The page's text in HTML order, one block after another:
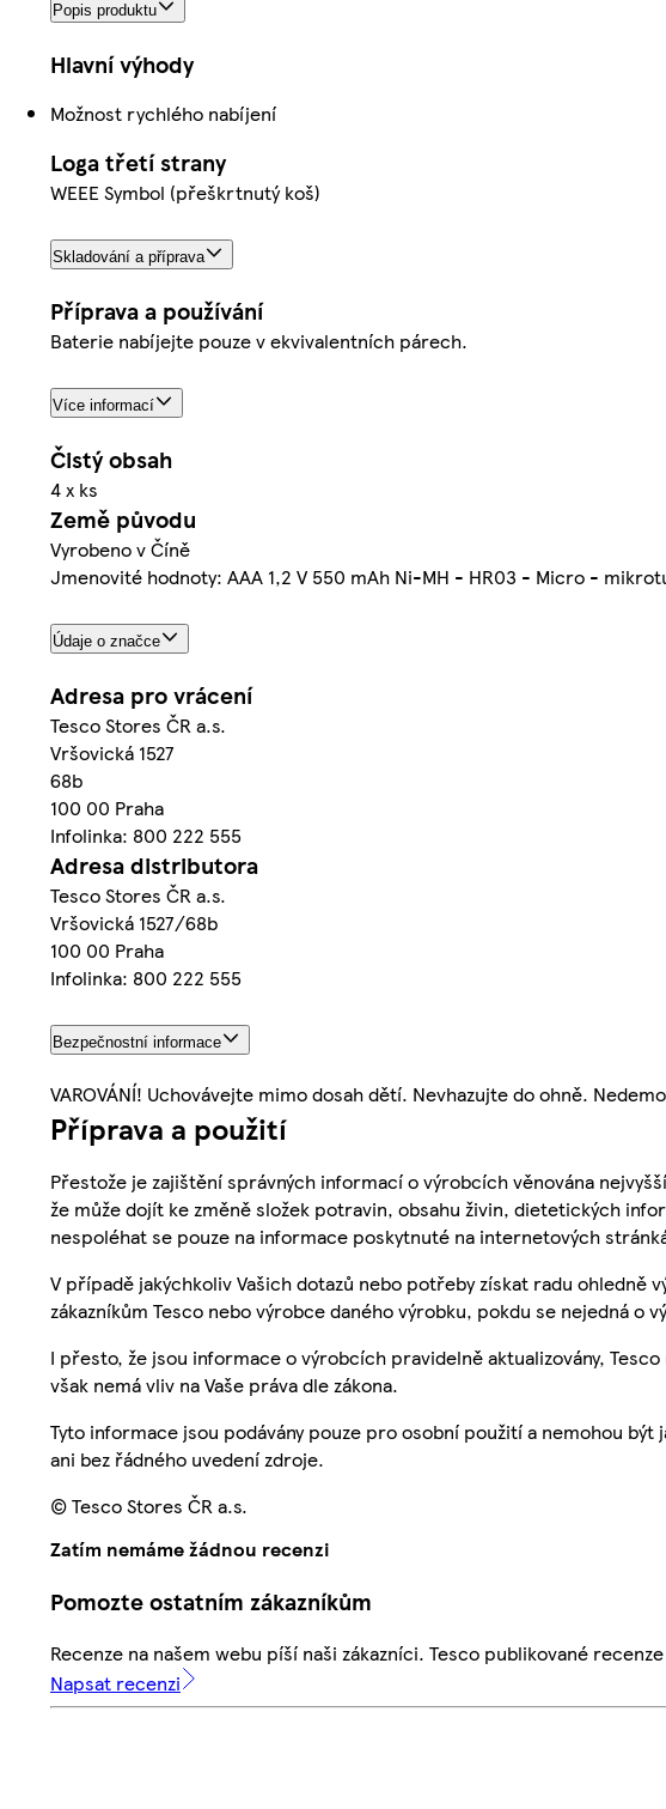
Popis produktu
Hlavní výhody
Možnost rychlého nabíjení
Loga třetí strany
WEEE Symbol (přeškrtnutý koš)
Skladování a příprava
Příprava a používání
Baterie nabíjejte pouze v ekvivalentních párech.
Více informací
Čistý obsah
4 x ks
Země původu
Vyrobeno v Číně
Jmenovité hodnoty: AAA 1,2 V 550 mAh Ni-MH - HR03 - Micro -
Údaje o značce
Adresa pro vrácení
Tesco Stores ČR a.s.
Vršovická 1527
68b
100 00 Praha
Infolinka: 800 222 555
Adresa distributora
Tesco Stores ČR a.s.
Vršovická 1527/68b
100 00 Praha
Infolinka: 800 222 555
Bezpečnostní informace
VAROVÁNÍ! Uchovávejte mimo dosah dětí. Nevhazujte do ohně.
Příprava a použití
Přestože je zajištění správných informací o výrobcích věnována
že může dojít ke změně složek potravin, obsahu živin, dietetických
nespoléhat se pouze na informace poskytnuté na internetových
V případě jakýchkoliv Vašich dotazů nebo potřeby získat radu
zákazníkům Tesco nebo výrobce daného výrobku, pokdu se nejedná o
I přesto, že jsou informace o výrobcích pravidelně aktualizovány,
však nemá vliv na Vaše práva dle zákona.
Tyto informace jsou podávány pouze pro osobní použití a nemohou
ani bez řádného uvedení zdroje.
© Tesco Stores ČR a.s.
Zatím nemáme žádnou recenzi
Pomozte ostatním zákazníkům
Recenze na našem webu píší naši zákazníci. Tesco publikované
Napsat recenzi